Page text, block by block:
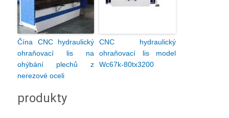
Čína CNC hydraulický
ohraňovací lis na
ohýbání plechů z
nerezové oceli
CNC hydraulický
ohraňovací lis model
Wc67k-80tx3200
produkty